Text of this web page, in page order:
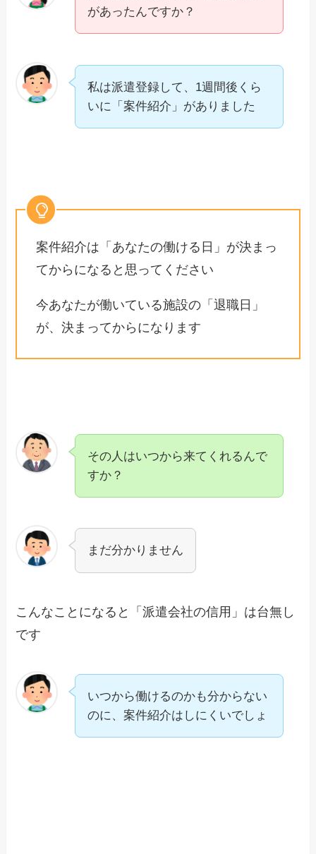
があったんですか？
私は派遣登録して、1週間後くら
いに「案件紹介」がありました
案件紹介は「あなたの働ける日」が決まっ
てからになると思ってください
今あなたが働いている施設の「退職日」
が、決まってからになります
その人はいつから来てくれるんで
すか？
まだ分かりません
こんなことになると「派遣会社の信用」は台無し
です
いつから働けるのかも分からない
のに、案件紹介はしにくいでしょ